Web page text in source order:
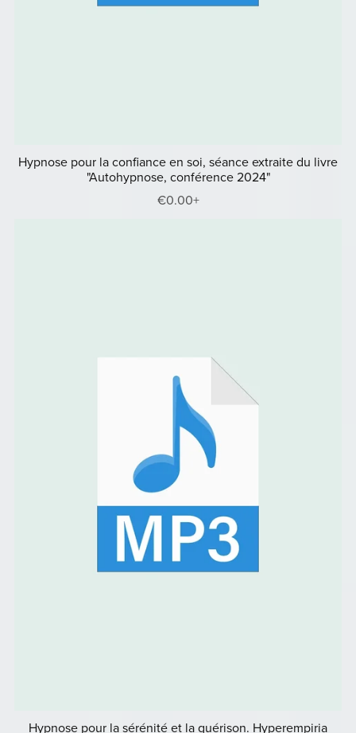
Hypnose pour la confiance en soi, séance extraite du livre
"Autohypnose, conférence 2024"
€0.00+
Hypnose pour la sérénité et la guérison. Hyperempiria